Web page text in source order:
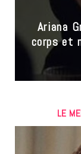
Ariana
corps et
LE